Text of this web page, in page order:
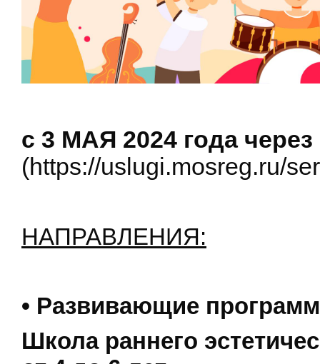
с 3 МАЯ 2024 года
(https://uslugi.mosreg.ru/
НАПРАВЛЕНИЯ:
• Развивающие
Школа раннего